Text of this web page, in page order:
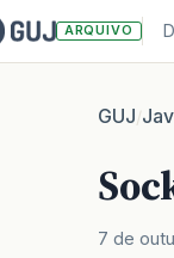
ARQUIVO
GUJ/
7 de